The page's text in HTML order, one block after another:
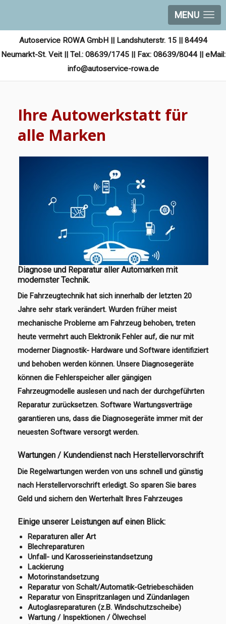
MENU
Autoservice ROWA GmbH || Landshuterstr. 15 || 84494
Neumarkt-St. Veit || Tel.: 08639/1745 || Fax: 08639/8044 || eMail:
info@autoservice-rowa.de
Ihre Autowerkstatt für
alle Marken
Diagnose und Reparatur aller Automarken mit
modernster Technik.
Die Fahrzeugtechnik hat sich innerhalb der letzten 20
Jahre sehr stark verändert. Wurden früher meist
mechanische Probleme am Fahrzeug behoben, treten
heute vermehrt auch Elektronik Fehler auf, die nur mit
moderner Diagnostik- Hardware und Software identifiziert
und behoben werden können. Unsere Diagnosegeräte
können die Fehlerspeicher aller gängigen
Fahrzeugmodelle auslesen und nach der durchgeführten
Reparatur zurücksetzen. Software Wartungsverträge
garantieren uns, dass die Diagnosegeräte immer mit der
neuesten Software versorgt werden.
Wartungen / Kundendienst nach Herstellervorschrift
Die Regelwartungen werden von uns schnell und günstig
nach Herstellervorschrift erledigt. So sparen Sie bares
Geld und sichern den Werterhalt Ihres Fahrzeuges
Einige unserer Leistungen auf einen Blick:
Reparaturen aller Art
Blechreparaturen
Unfall- und Karosserieinstandsetzung
Lackierung
Motorinstandsetzung
Reparatur von Schalt/Automatik-Getriebeschäden
Reparatur von Einspritzanlagen und Zündanlagen
Autoglasreparaturen (z.B. Windschutzscheibe)
Wartung / Inspektionen / Ölwechsel